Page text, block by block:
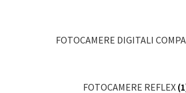
FOTOCAMERE DIGITALI
FOTOCAMERE REFLEX